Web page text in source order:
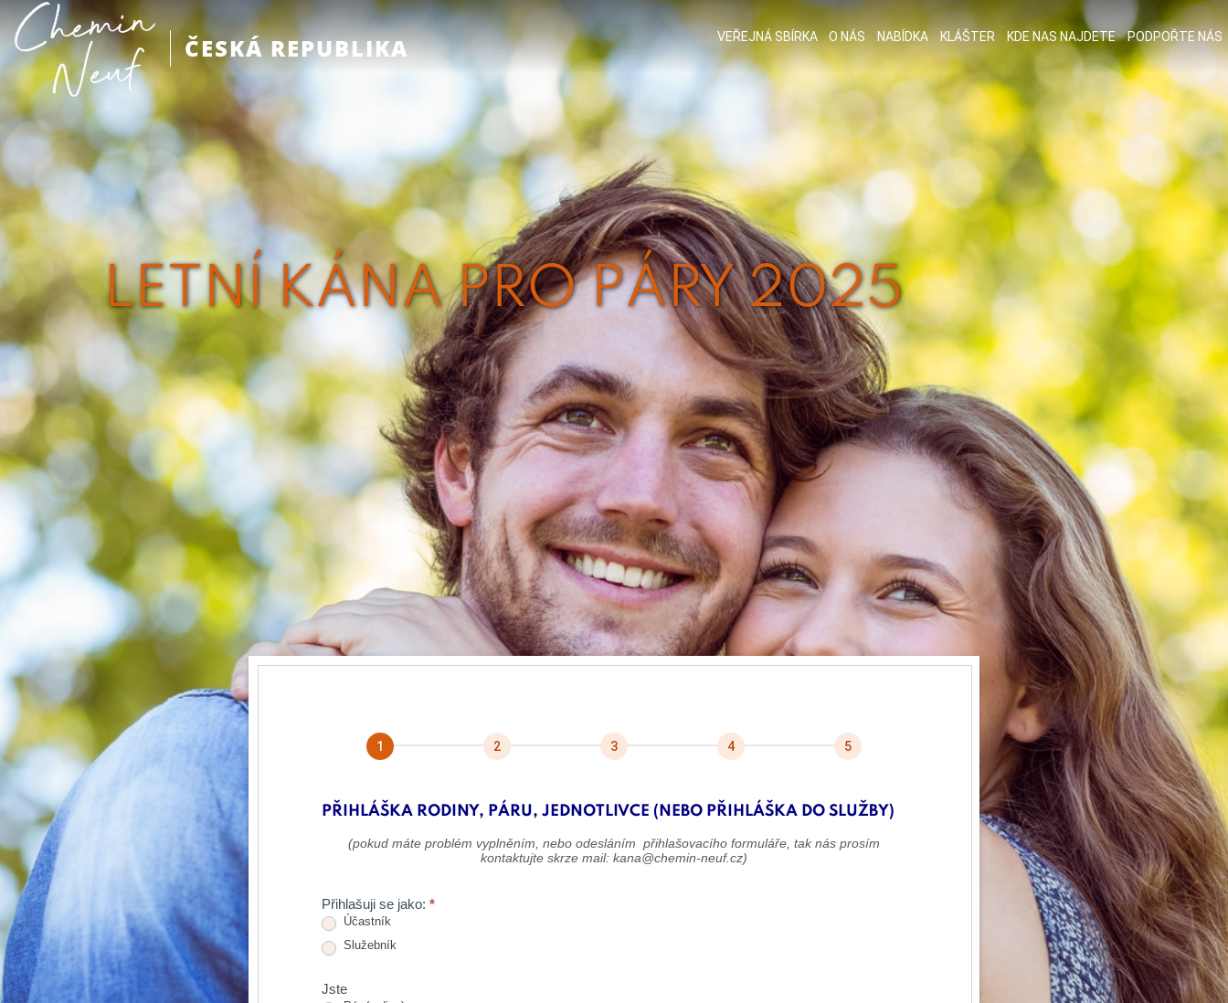
ČESKÁ REPUBLIKA VEŘEJNÁ SBÍRKA O NÁS NABÍDKA KLÁŠTER KDE NAS NAJDETE PODPOŘTE NÁS
LETNÍ KÁNA PRO PÁRY 2025
rodiny
PŘIHLÁŠKA RODINY, PÁRU, JEDNOTLIVCE (NEBO PŘIHLÁŠKA DO SLUŽBY)
(pokud máte problém vyplněním, nebo odesláním přihlašovacího formuláře, tak nás prosím
kontaktujte skrze mail: kana@chemin-neuf.cz)
Přihlašuji se jako: *
Účastník
Služebník
Jste